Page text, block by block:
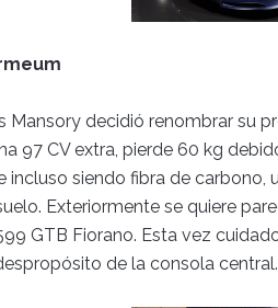
Mansory decidió renombrar su
97 CV extra, pierde 60 kg
incluso siendo fibra de
Exteriormente se quiere
GTB Fiorano. Esta vez
de la consola central.